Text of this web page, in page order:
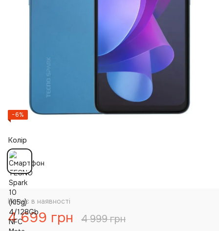
−6%
Колір
Немає в наявності
4 699 грн 4 999 грн